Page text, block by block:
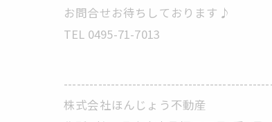
お問合せお待ちしております♪
TEL 0495-71-7013
株式会社ほんじょう不動産